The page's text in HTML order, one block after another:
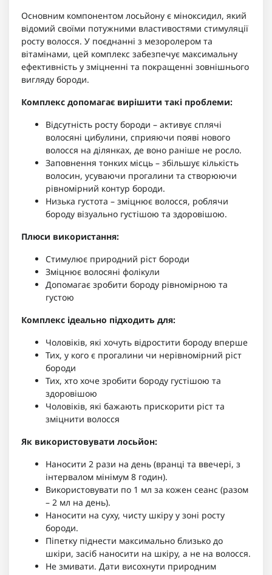
Основним компонентом лосьйону є міноксидил, який
відомий своїми потужними властивостями стимуляції
росту волосся. У поєднанні з мезоролером та
вітамінами, цей комплекс забезпечує максимальну
ефективність у зміцненні та покращенні зовнішнього
вигляду бороди.
Комплекс допомагає вирішити такі проблеми:
Відсутність росту бороди – активує сплячі
волосяні цибулини, сприяючи появі нового
волосся на ділянках, де воно раніше не росло.
Заповнення тонких місць – збільшує кількість
волосин, усуваючи прогалини та створюючи
рівномірний контур бороди.
Низька густота – зміцнює волосся, роблячи
бороду візуально густішою та здоровішою.
Плюси використання:
Стимулює природний ріст бороди
Зміцнює волосяні фолікули
Допомагає зробити бороду рівномірною та
густою
Комплекс ідеально підходить для:
Чоловіків, які хочуть відростити бороду вперше
Тих, у кого є прогалини чи нерівномірний ріст
бороди
Тих, хто хоче зробити бороду густішою та
здоровішою
Чоловіків, які бажають прискорити ріст та
зміцнити волосся
Як використовувати лосьйон:
Наносити 2 рази на день (вранці та ввечері, з
інтервалом мінімум 8 годин).
Використовувати по 1 мл за кожен сеанс (разом
– 2 мл на день).
Наносити на суху, чисту шкіру у зоні росту
бороди.
Піпетку піднести максимально близько до
шкіри, засіб наносити на шкіру, а не на волосся.
Не змивати. Дати висохнути природним